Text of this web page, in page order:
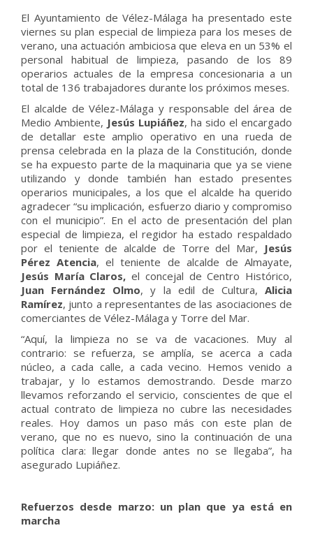
El Ayuntamiento de Vélez-Málaga ha presentado este
viernes su plan especial de limpieza para los meses de
verano, una actuación ambiciosa que eleva en un 53% el
personal habitual de limpieza, pasando de los 89
operarios actuales de la empresa concesionaria a un
total de 136 trabajadores durante los próximos meses.
El alcalde de Vélez-Málaga y responsable del área de
Medio Ambiente, Jesús Lupiáñez, ha sido el encargado
de detallar este amplio operativo en una rueda de
prensa celebrada en la plaza de la Constitución, donde
se ha expuesto parte de la maquinaria que ya se viene
utilizando y donde también han estado presentes
operarios municipales, a los que el alcalde ha querido
agradecer “su implicación, esfuerzo diario y compromiso
con el municipio”. En el acto de presentación del plan
especial de limpieza, el regidor ha estado respaldado
por el teniente de alcalde de Torre del Mar, Jesús
Pérez Atencia, el teniente de alcalde de Almayate,
Jesús María Claros, el concejal de Centro Histórico,
Juan Fernández Olmo, y la edil de Cultura, Alicia
Ramírez, junto a representantes de las asociaciones de
comerciantes de Vélez-Málaga y Torre del Mar.
“Aquí, la limpieza no se va de vacaciones. Muy al
contrario: se refuerza, se amplía, se acerca a cada
núcleo, a cada calle, a cada vecino. Hemos venido a
trabajar, y lo estamos demostrando. Desde marzo
llevamos reforzando el servicio, conscientes de que el
actual contrato de limpieza no cubre las necesidades
reales. Hoy damos un paso más con este plan de
verano, que no es nuevo, sino la continuación de una
política clara: llegar donde antes no se llegaba”, ha
asegurado Lupiáñez.
Refuerzos desde marzo: un plan que ya está en
marcha